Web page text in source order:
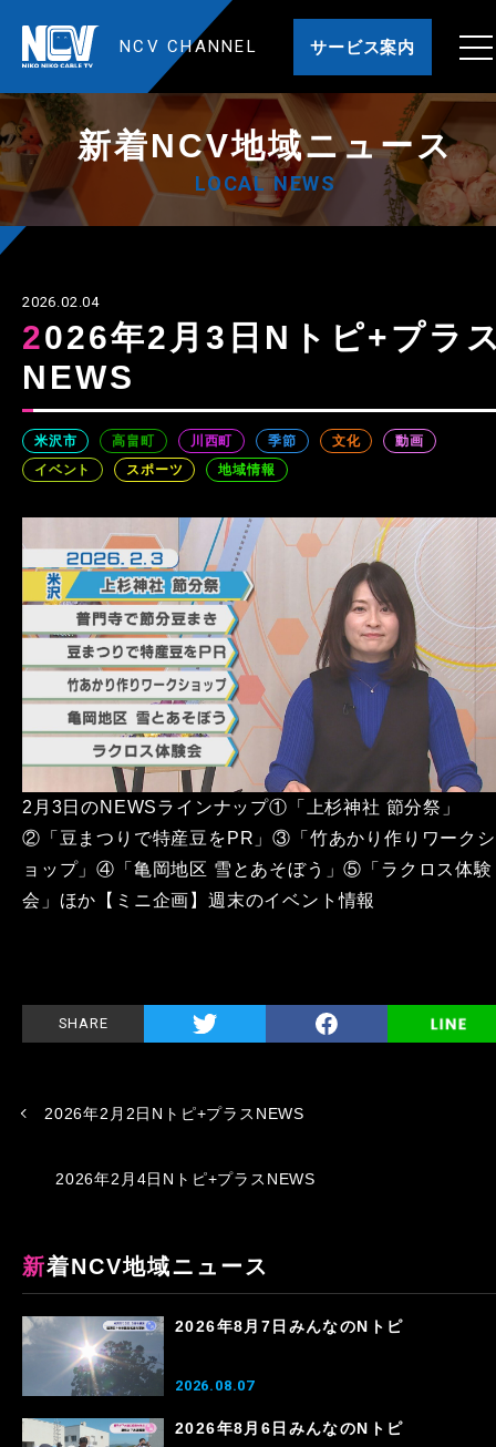
NCV CHANNEL サービス案内
新着NCV地域ニュース
LOCAL NEWS
2026.02.04
2026年2月3日Nトピ+プラス
NEWS
米沢市 高畠町 川西町 季節 文化
動画
イベント
スポーツ 地域情報
2月3日のNEWSラインナップ①「上杉神社 節分祭」
②「豆まつりで特産豆をPR」③「竹あかり作りワークシ
ョップ」④「亀岡地区 雪とあそぼう」⑤「ラクロス体験
会」ほか【ミニ企画】週末のイベント情報
SHARE
2026年2月2日Nトピ+プラスNEWS
2026年2月4日Nトピ+プラスNEWS
新着NCV地域ニュース
2026年8月7日みんなのNトピ
2026.08.07
2026年8月6日みんなのNトピ